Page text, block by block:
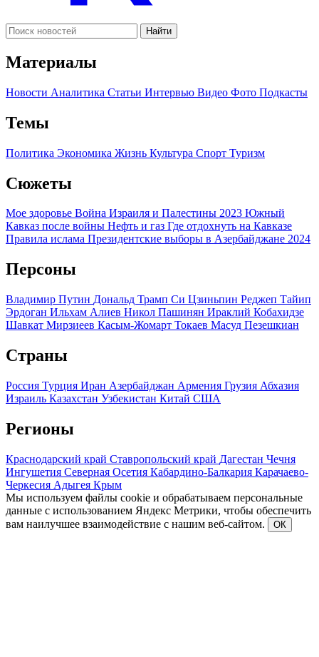
Найти
Материалы
Новости Аналитика Статьи Интервью Видео Фото Подкасты
Темы
Политика Экономика Жизнь Культура Спорт Туризм
Сюжеты
Мое здоровье Война Израиля и Палестины 2023 Южный
Кавказ после войны Нефть и газ Где отдохнуть на Кавказе
Правила ислама Президентские выборы в Азербайджане 2024
Персоны
Владимир Путин Дональд Трамп Си Цзиньпин Реджеп Тайип
Эрдоган Ильхам Алиев Никол Пашинян Ираклий Кобахидзе
Шавкат Мирзиеев Касым-Жомарт Токаев Масуд Пезешкиан
Страны
Россия Турция Иран Азербайджан Армения Грузия Абхазия
Израиль Казахстан Узбекистан Китай США
Регионы
Краснодарский край Ставропольский край Дагестан Чечня
Ингушетия Северная Осетия Кабардино-Балкария Карачаево-
Черкесия Адыгея Крым
Мы используем файлы cookie и обрабатываем персональные
данные с использованием Яндекс Метрики, чтобы обеспечить
вам наилучшее взаимодействие с нашим веб-сайтом.
ОК